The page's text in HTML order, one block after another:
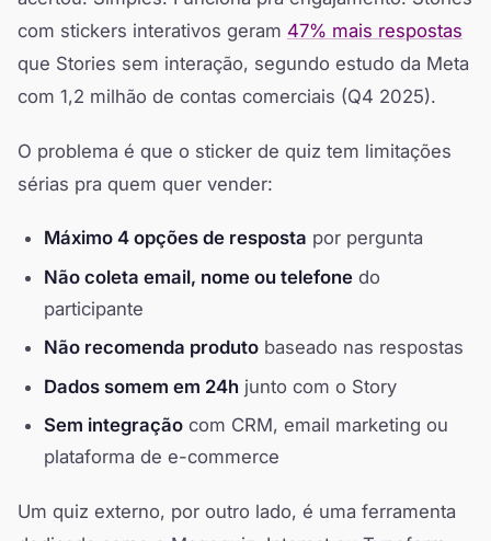
com stickers interativos geram 47% mais respostas
que Stories sem interação, segundo estudo da Meta
com 1,2 milhão de contas comerciais (Q4 2025).
O problema é que o sticker de quiz tem limitações
sérias pra quem quer vender:
Máximo 4 opções de resposta por pergunta
Não coleta email, nome ou telefone do
participante
Não recomenda produto baseado nas respostas
Dados somem em 24h junto com o Story
Sem integração com CRM, email marketing ou
plataforma de e-commerce
Um quiz externo, por outro lado, é uma ferramenta